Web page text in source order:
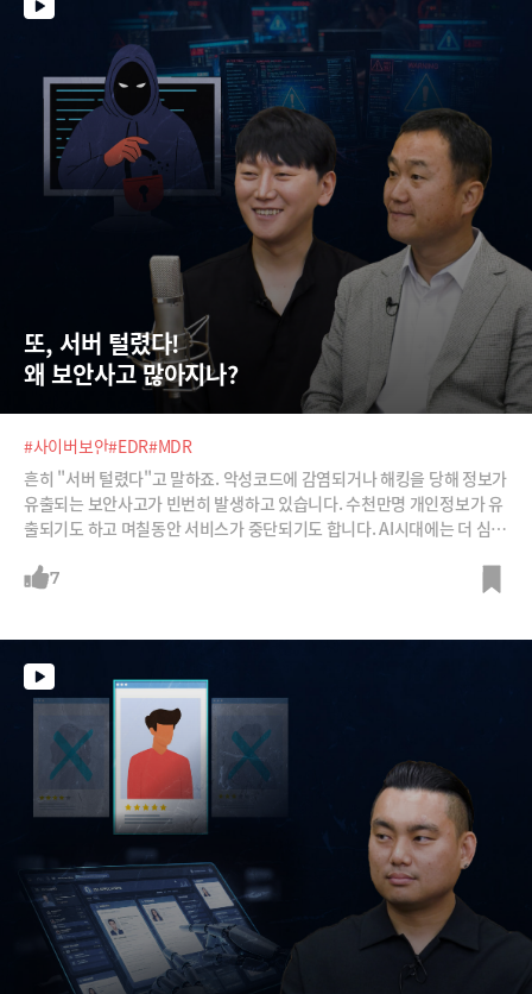
또, 서버 털렸다!
왜 보안사고 많아지나?
#사이버보안#EDR#MDR
흔히 "서버 털렸다"고 말하죠. 악성코드에 감염되거나 해킹을 당해 정보가
유출되는 보안사고가 빈번히 발생하고 있습니다. 수천만명 개인정보가 유
출되기도 하고 며칠동안 서비스가 중단되기도 합니다. AI시대에는 더 심각
다.사이버보안 전문가 류대원 두산디지털이노베이션 수석, 황원섭 사이버
다.
7